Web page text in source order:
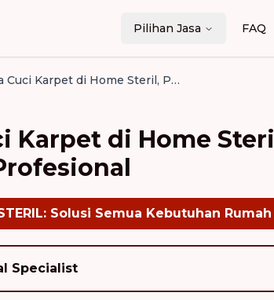
Pilihan Jasa FAQ
Biaya Jasa Cuci Karpet di Home Steril, Panduan Lengkap Memilih Jasa Profesional
Karpet di Home
Solusi Semua Kebutuhan
Specialist